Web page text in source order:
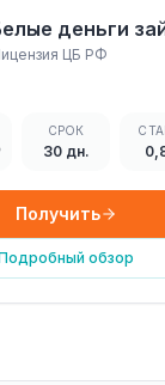
деньги
ЦБ РФ
СРОК
30 дн.
Получить
обзор